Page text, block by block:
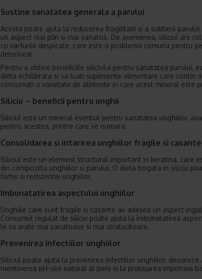
Sustine sanatatea generala a parului
Acesta poate ajuta la reducerea fragilitatii si a subtierii
un aspect mai plin si mai sanatos. De asemenea, siliciul are
cu varfurile despicate, care este o problema comuna pentru
deteriorat.
Pentru a obtine beneficiile siliciului pentru sanatatea parului,
dieta echilibrata si sa luati suplimente alimentare care contin
consumati o varietate de alimente in care acest mineral este
Siliciu – beneficii pentru unghii
Siliciul este un mineral esential pentru sanatatea unghiilor,
pentru acestea, printre care se numara:
Consolidarea si intarirea unghiilor fragile si casante
Siliciul este un element structural important in keratina, care
din compozitia unghiilor si parului. O dieta bogata in siliciu
fortei si rezistentei unghiilor.
Imbunatatirea aspectului unghiilor
Unghiile care sunt fragile si casante au adesea un aspect
Consumul regulat de siliciu poate ajuta la imbunatatirea
le sa arate mai sanatoase si mai stralucitoare.
Prevenirea infectiilor unghiilor
Siliciul poate ajuta la prevenirea infectiilor unghiilor, deoarece
mentinerea pH-ului natural al pielii si la protejarea impotriva